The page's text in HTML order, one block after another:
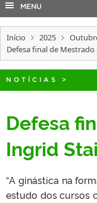
PORTARIAS
MENU
Início 2025
Defesa final de
NOTÍCIAS >
Defesa
Ingrid
“A ginástica na
estudo dos cursos